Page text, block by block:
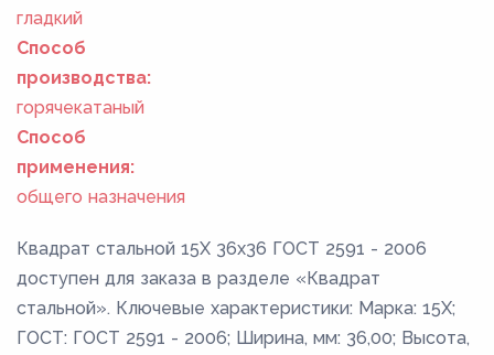
гладкий
Способ
производства:
горячекатаный
Способ
применения:
общего назначения
Квадрат стальной 15Х 36x36 ГОСТ 2591 - 2006
доступен для заказа в разделе «Квадрат
стальной». Ключевые характеристики: Марка: 15Х;
ГОСТ: ГОСТ 2591 - 2006; Ширина, мм: 36,00; Высота,